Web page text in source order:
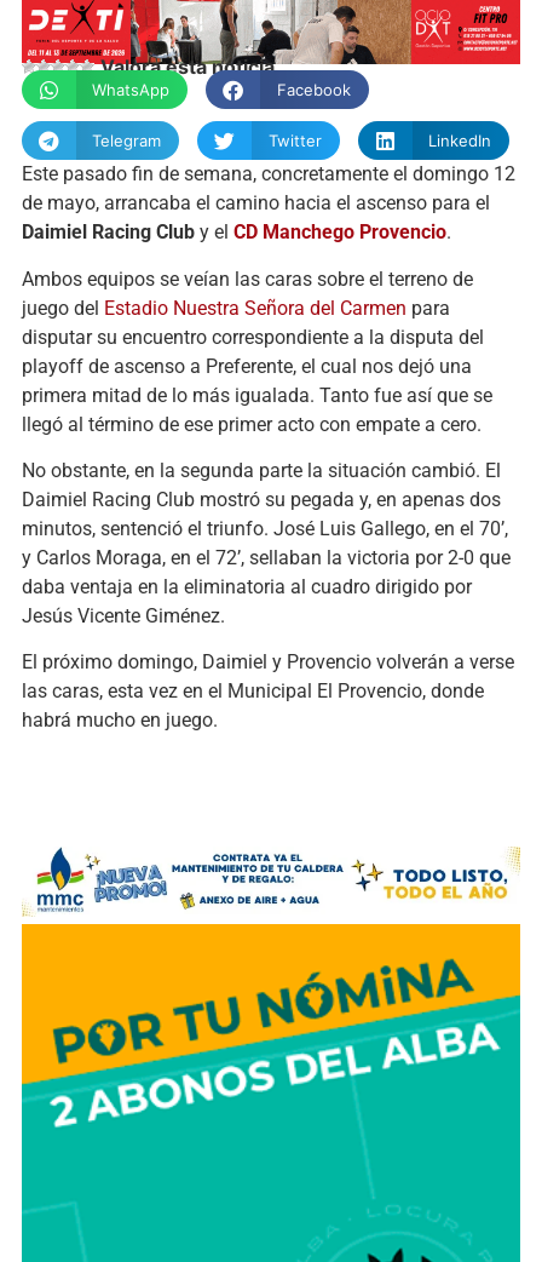
Valora esta noticia
WhatsApp Facebook
Telegram Twitter LinkedIn
Este pasado fin de semana, concretamente el domingo 12
de mayo, arrancaba el camino hacia el ascenso para el
Daimiel Racing Cluby el CD Manchego Provencio.
Ambos equipos se veían las caras sobre el terreno de
juego del Estadio Nuestra Señora del Carmen para
disputar su encuentro correspondiente a la disputa del
playoff de ascenso a Preferente, el cual nos dejó una
primera mitad de lo más igualada. Tanto fue así que se
llegó al término de ese primer acto con empate a cero.
No obstante, en la segunda parte la situación cambió. El
Daimiel Racing Club mostró su pegada y, en apenas dos
minutos, sentenció el triunfo. José Luis Gallego, en el 70’,
y Carlos Moraga, en el 72’, sellaban la victoria por 2-0 que
daba ventaja en la eliminatoria al cuadro dirigido por
Jesús Vicente Giménez.
El próximo domingo, Daimiel y Provencio volverán a verse
las caras, esta vez en el Municipal El Provencio, donde
habrá mucho en juego.